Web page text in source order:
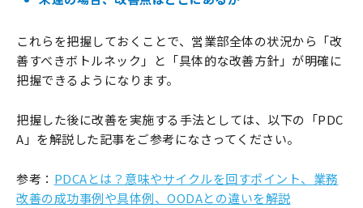
これらを把握しておくことで、営業部全体の状況から「改
善すべきボトルネック」と「具体的な改善方針」が明確に
把握できるようになります。
把握した後に改善を実施する手法としては、以下の「PDC
A」を解説した記事をご参考になさってください。
参考： PDCAとは？意味やサイクルを回すポイント、業務
改善の成功事例や具体例、OODAとの違いを解説